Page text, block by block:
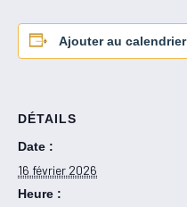
Ajouter au calendrier
DÉTAILS
Date :
16 février 2026
Heure :